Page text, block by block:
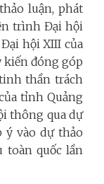
luận, phát
trình Đại hội
hội XIII của
kiến đóng góp
thần trách
tỉnh Quảng
thông qua dự
ý vào dự thảo
toàn quốc lần